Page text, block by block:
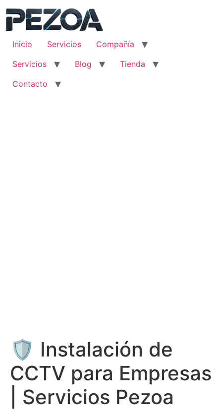
contenido
Inicio
Servicios
Compañía
Servicios
Blog
Tienda
Contacto
🛡 Instalación de
CCTV para Empresas
| Servicios Pezoa